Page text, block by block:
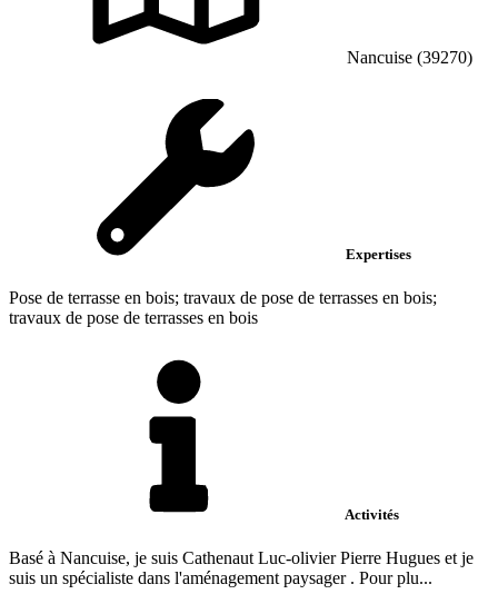
Nancuise (39270)
Expertises
Pose de terrasse en bois; travaux de pose de terrasses en bois;
travaux de pose de terrasses en bois
Activités
Basé à Nancuise, je suis Cathenaut Luc-olivier Pierre Hugues et je
suis un spécialiste dans l'aménagement paysager . Pour plu...